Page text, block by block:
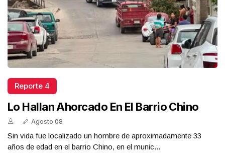
Reporte 4
Lo Hallan Ahorcado En El Barrio Chino
Agosto 08
Sin vida fue localizado un hombre de aproximadamente 33
años de edad en el barrio Chino, en el munic...